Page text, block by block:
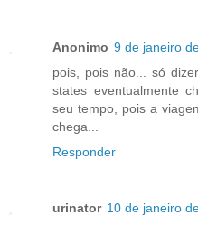
Anonimo 9 de janeiro
pois, pois não... só
states eventualmente
seu tempo, pois a
chega...
Responder
urinator 10 de janeiro